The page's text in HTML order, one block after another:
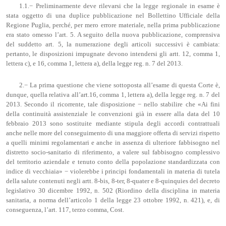
1.1.− Preliminarmente deve rilevarsi che la legge regionale in esame è
stata oggetto di una duplice pubblicazione nel Bollettino Ufficiale della
Regione Puglia, perché, per mero errore materiale, nella prima pubblicazione
era stato omesso l’art. 5. A seguito della nuova pubblicazione, comprensiva
del suddetto art. 5, la numerazione degli articoli successivi è cambiata:
pertanto, le disposizioni impugnate devono intendersi gli artt. 12, comma 1,
lettera c), e 16, comma 1, lettera a), della legge reg. n. 7 del 2013.
2.− La prima questione che viene sottoposta all’esame di questa Corte è,
dunque, quella relativa all’art.16, comma 1, lettera a), della legge reg. n. 7 del
2013. Secondo il ricorrente, tale disposizione − nello stabilire che «Ai fini
della continuità assistenziale le convenzioni già in essere alla data del 10
febbraio 2013 sono sostituite mediante stipula degli accordi contrattuali
anche nelle more del conseguimento di una maggiore offerta di servizi rispetto
a quelli minimi regolamentari e anche in assenza di ulteriore fabbisogno nel
distretto socio-sanitario di riferimento, a valere sul fabbisogno complessivo
del territorio aziendale e tenuto conto della popolazione standardizzata con
indice di vecchiaia» − violerebbe i principi fondamentali in materia di tutela
della salute contenuti negli artt. 8-bis, 8-ter, 8-quater e 8-quinquies del decreto
legislativo 30 dicembre 1992, n. 502 (Riordino della disciplina in materia
sanitaria, a norma dell’articolo 1 della legge 23 ottobre 1992, n. 421), e, di
conseguenza, l’art. 117, terzo comma, Cost.